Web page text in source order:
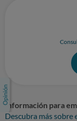
Información para
Descubra más sobre